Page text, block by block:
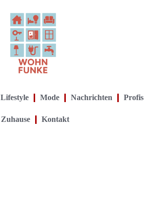
Lifestyle Mode Nachrichten Profis
Zuhause Kontakt